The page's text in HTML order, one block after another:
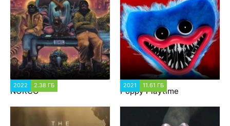
2022 2.38 ГБ
NORCO
2021 11.61 ГБ
Poppy Playtime